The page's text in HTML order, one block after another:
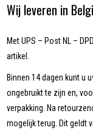
Wij leveren in
Met UPS – Post NL –
artikel.
Binnen 14 dagen kunt u
ongebruikt te zijn en,
verpakking. Na
mogelijk terug. Dit geldt